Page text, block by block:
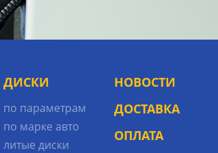
ДИСКИ
по параметрам
по марке авто
литые диски
НОВОСТИ
ДОСТАВКА
ОПЛАТА